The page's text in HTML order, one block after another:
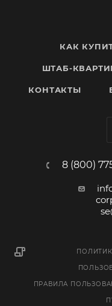
КАК
ШТАБ-
КОНТАКТЫ
8 (800)
ПРАВИЛА